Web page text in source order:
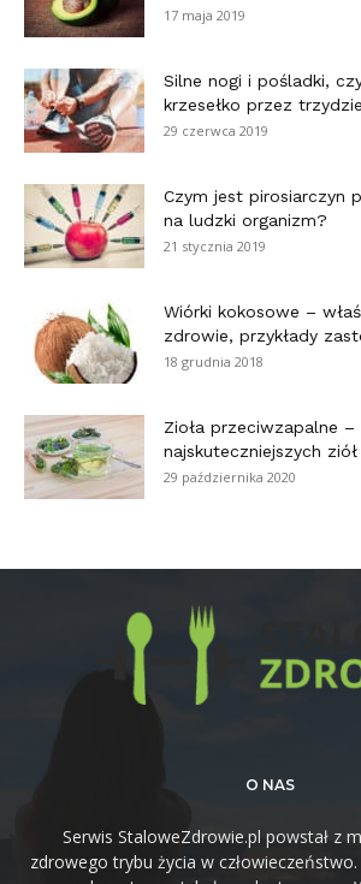
17 maja 2019
Silne nogi i pośladki,
krzesełko przez
29 czerwca 2019
Czym jest pirosiarczyn
na ludzki organizm?
21 stycznia 2019
Wiórki kokosowe –
zdrowie, przykłady
18 grudnia 2018
Zioła przeciwzapalne –
najskuteczniejszych
29 października 2020
O NAS
Serwis StaloweZdrowie.pl powstał z
zdrowego trybu życia w